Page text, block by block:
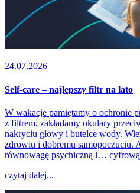
24.07.2026
Self-care – najlepszy filtr na lato
W wakacje pamiętamy o ochronie
z filtrem, zakładamy okulary
nakryciu głowy i butelce wody.
zdrowiu i dobremu samopoczuciu.
równowagę psychiczną i…
czytaj dalej...